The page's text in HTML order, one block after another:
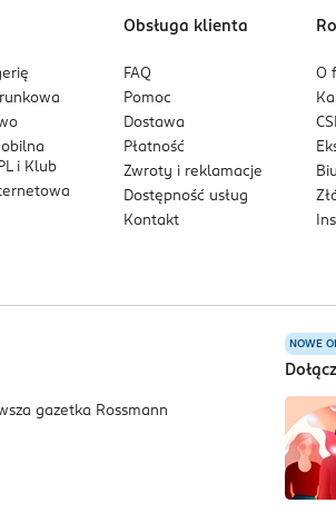
i Klub
Obsługa klienta
FAQ
Pomoc
Dostawa
Płatność
Zwroty i reklamacje
Dostępność usług
Kontakt
O
NOWE